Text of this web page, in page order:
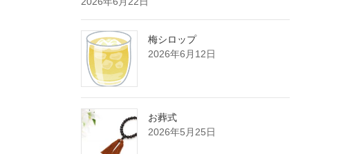
梅シロップ
2026年6月12日
お葬式
2026年5月25日